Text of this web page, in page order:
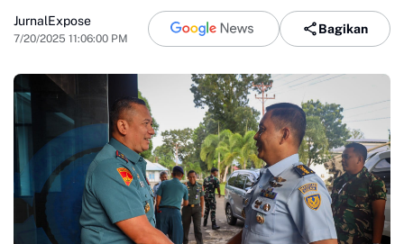
JurnalExpose
7/20/2025 11:06:00 PM
Bagikan